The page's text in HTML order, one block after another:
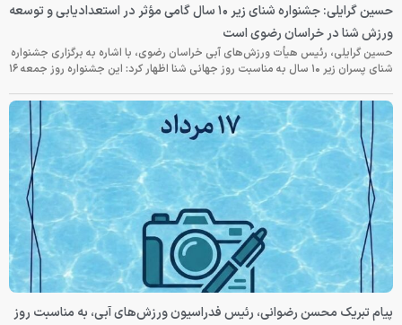
حسین گرایلی: جشنواره شنای زیر ۱۰ سال گامی مؤثر در استعدادیابی و توسعه
ورزش شنا در خراسان رضوی است
حسین گرایلی، رئیس هیأت ورزش‌های آبی خراسان رضوی، با اشاره به برگزاری جشنواره
شنای پسران زیر ۱۰ سال به مناسبت روز جهانی شنا اظهار کرد: این جشنواره روز جمعه‌ ۱۶
پیام تبریک محسن رضوانی، رئیس فدراسیون ورزش‌های آبی، به مناسبت روز